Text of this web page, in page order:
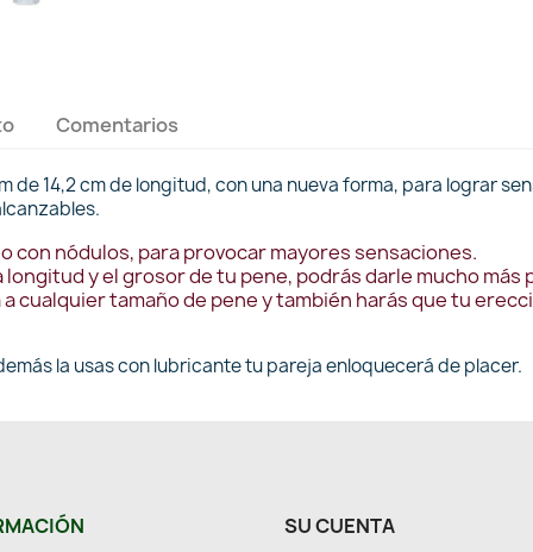
Comentarios
de 14,2 cm de longitud, con una nueva forma, para lograr
con nódulos, para provocar mayores sensaciones.
y el grosor de tu pene, podrás darle mucho más
cualquier tamaño de pene y también harás que tu
la usas con lubricante tu pareja enloquecerá de placer.
SU CUENTA